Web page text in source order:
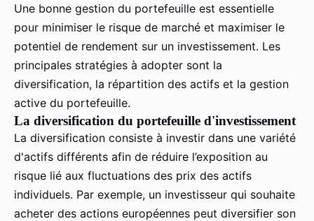
Une bonne gestion du portefeuille est essentielle
pour minimiser le risque de marché et maximiser le
potentiel de rendement sur un investissement. Les
principales stratégies à adopter sont la
diversification, la répartition des actifs et la gestion
active du portefeuille.
La diversification du portefeuille d'investissement
La diversification consiste à investir dans une variété
d'actifs différents afin de réduire l’exposition au
risque lié aux fluctuations des prix des actifs
individuels. Par exemple, un investisseur qui souhaite
acheter des actions européennes peut diversifier son